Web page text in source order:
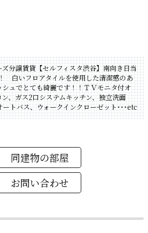
分譲賃貸【セルフィスタ渋谷】南向き日当
白いフロアタイルを使用した清潔感のあ
シュでとても綺麗です！！ＴＶモニタ付オ
、ガス2口システムキッチン、独立洗面
トバス、ウォークインクローゼット･･･etc
同建物の部屋